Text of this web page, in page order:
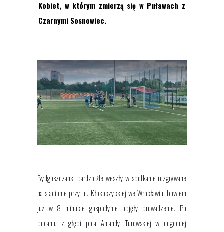
Bydgoszczanki bardzo źle weszły w spotkanie rozgrywane
na stadionie przy ul. Kłokoczyckiej we Wrocławiu, bowiem
już w 8 minucie gospodynie objęły prowadzenie. Po
podaniu z głębi pola Amandy Turowskiej w dogodnej
Kobiet, w którym zmierzą się w Puławach z
Czarnymi Sosnowiec.